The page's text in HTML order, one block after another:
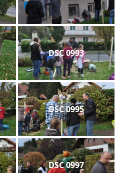
DSC 0993
DSC 0995
DSC 0997